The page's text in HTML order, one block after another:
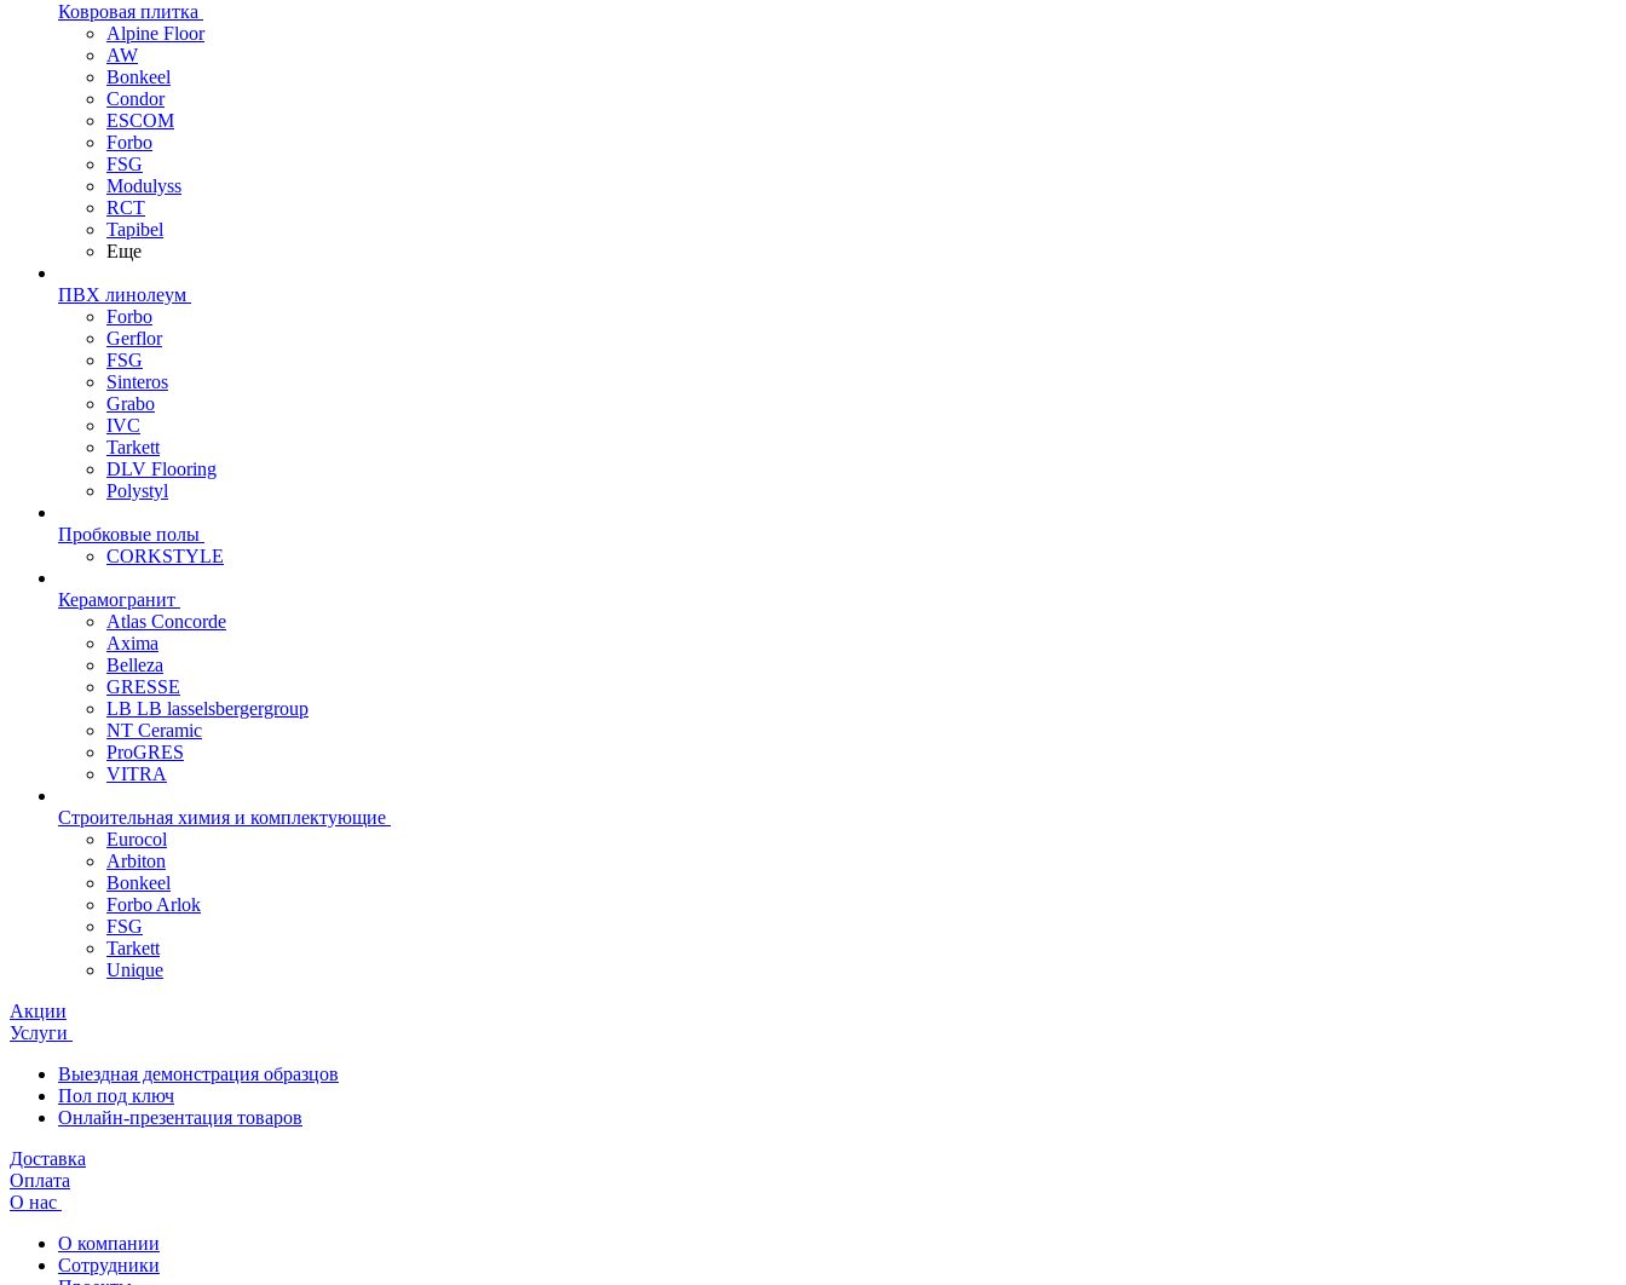
Ковровая плитка
Alpine Floor
AW
Bonkeel
Condor
ESCOM
Forbo
FSG
Modulyss
RCT
Tapibel
Еще
ПВХ линолеум
Forbo
Gerflor
FSG
Sinteros
Grabo
IVC
Tarkett
DLV Flooring
Polystyl
Пробковые полы
CORKSTYLE
Керамогранит
Atlas Concorde
Axima
Belleza
GRESSE
LB LB lasselsbergergroup
NT Ceramic
ProGRES
VITRA
Строительная химия и комплектующие
Eurocol
Arbiton
Bonkeel
Forbo Arlok
FSG
Tarkett
Unique
Акции
Услуги
Выездная демонстрация образцов
Пол под ключ
Онлайн-презентация товаров
Доставка
Оплата
О нас
О компании
Сотрудники